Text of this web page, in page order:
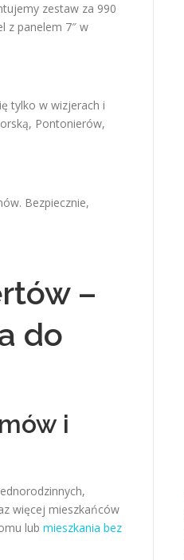
zestaw za 990
z panelem 7″ w
tylko w wizjerach i
Pontonierów,
Bezpiecznie,
–
do
i
więcej mieszkańców
lub mieszkania bez